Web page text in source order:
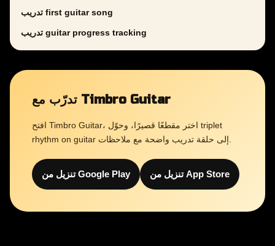
تدريب first guitar song
تدريب guitar progress tracking
تدرّب مع Timbro Guitar
افتح Timbro Guitar، اختر مقطعًا قصيرًا، وحوّل triplet
تنزيل من Google Play تنزيل من App Store